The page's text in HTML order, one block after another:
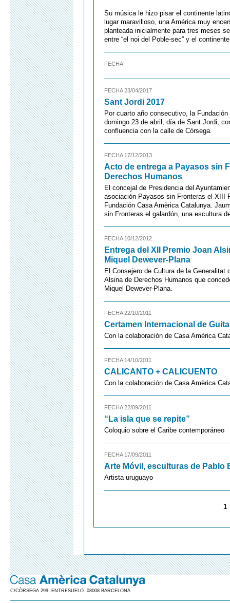
Su música le hizo pisar el continente
lugar maravilloso, una América muy
planteada inicialmente para tres meses
entre “el noi del Poble-sec” y el
FECHA
FECHA 23/04/2017
Sant Jordi 2017
Por cuarto año consecutivo, la
domingo 23 de abril, día de Sant Jordi,
confluencia con la calle de Còrsega.
FECHA 17/12/2013
Acto de entrega a Payasos sin
Derechos Humanos
El concejal de Presidencia del
asociación Payasos sin Fronteras el XIII
Fundación Casa Amèrica Catalunya.
sin Fronteras el galardón, una escultura
FECHA 10/12/2012
Entrega del XII Premio Joan
Miquel Dewever-Plana
El Consejero de Cultura de la
Alsina de Derechos Humanos que
Miquel Dewever-Plana.
FECHA 22/10/2011
Certamen Internacional de
Con la colaboración de Casa Amèrica
FECHA 14/10/2011
CALICANTO + CALICUENTO
Con la colaboración de Casa Amèrica
FECHA 22/09/2011
“La isla que se repite”
Coloquio sobre el Caribe contemporáneo
FECHA 17/09/2011
Arte Móvil, esculturas de Pablo
Artista uruguayo
1
C/CÒRSEGA 299, ENTRESUELO. 08008 BARCELONA